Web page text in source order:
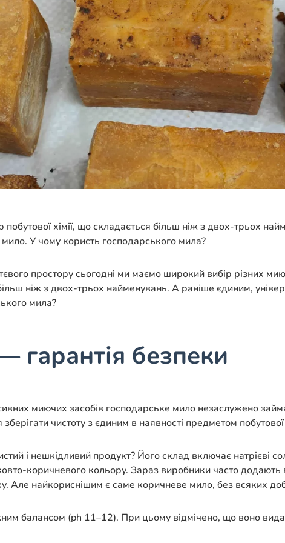
хімії, що складається більш ніж з двох-трьох
У чому користь господарського мила?
простору сьогодні ми маємо широкий вибір різних
ніж з двох-трьох найменувань. А раніше єдиним,
мила?
гарантія безпеки
миючих засобів господарське мило незаслужено
чистоту з єдиним в наявності предметом побутової
і нешкідливий продукт? Його склад включає натрієві
коричневого кольору. Зараз виробники часто
Але найкориснішим є саме коричневе мило, без всяких
балансом (ph 11–12). При цьому відмічено, що воно